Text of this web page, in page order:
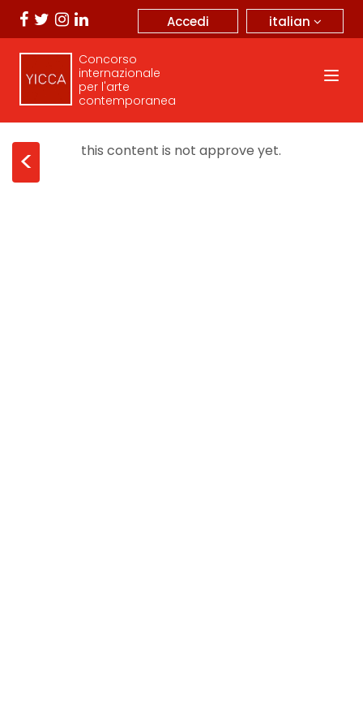
italian
Accedi
Concorso
internazionale
per l'arte
contemporanea
< this content is not approve yet.